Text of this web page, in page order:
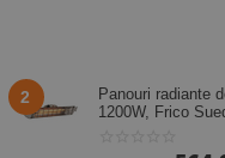
2
Panouri radiante
1200W, Frico